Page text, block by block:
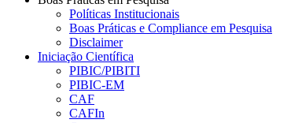
Políticas Institucionais
Boas Práticas e Compliance em Pesquisa
Disclaimer
Iniciação Científica
PIBIC/PIBITI
PIBIC-EM
CAF
CAFIn